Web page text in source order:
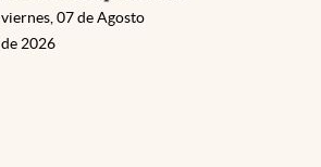
viernes, 07 de Agosto
de 2026